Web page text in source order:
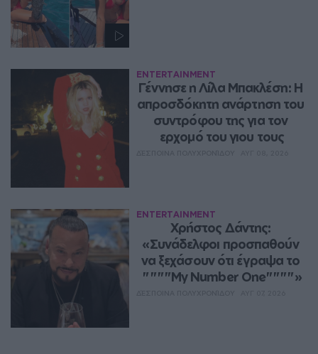
ENTERTAINMENT
Γέννησε η Λίλα Μπακλέση: Η
απροσδόκητη ανάρτηση του
συντρόφου της για τον
ερχομό του γιου τους
ENTERTAINMENT
Χρήστος Δάντης:
«Συνάδελφοι προσπαθούν
να ξεχάσουν ότι έγραψα το
""""My Number One""""»